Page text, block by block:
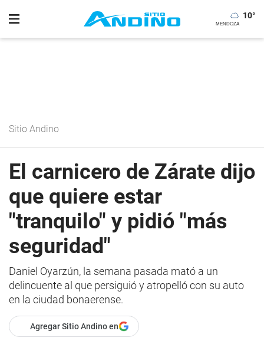
10°
Sitio Andino
El carnicero de Zárate dijo
que quiere estar
"tranquilo" y pidió "más
seguridad"
Daniel Oyarzún, la semana pasada mató a un
delincuente al que persiguió y atropelló con su auto
en la ciudad bonaerense.
Agregar Sitio Andino en